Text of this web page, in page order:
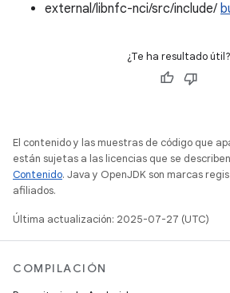
external/libnfc-nci/src/include/
¿Te ha resultado útil?
El contenido y las muestras de código que
están sujetas a las licencias que se
Contenido. Java y OpenJDK son marcas
afiliados.
Última actualización: 2025-07-27 (UTC)
COMPILACIÓN